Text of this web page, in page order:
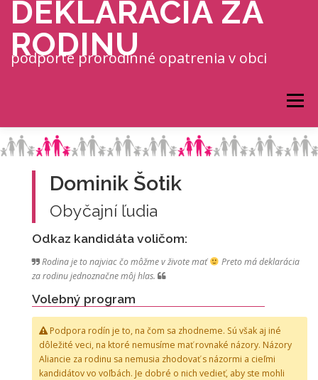
Prejsť na obsah
DEKLARÁCIA ZA
RODINU
podporte prorodinné opatrenia v obci
Menu
Dominik Šotik
Obyčajní ľudia
Odkaz kandidáta voličom:
Rodina je to najviac čo môžme v živote mať
Preto má deklarácia
za rodinu jednoznačne môj hlas.
Volebný program
Podpora rodín je to, na čom sa zhodneme. Sú však aj iné
dôležité veci, na ktoré nemusíme mať rovnaké názory. Názory
Aliancie za rodinu sa nemusia zhodovať s názormi a cieľmi
kandidátov vo voľbách. Je dobré o nich vedieť, aby ste mohli